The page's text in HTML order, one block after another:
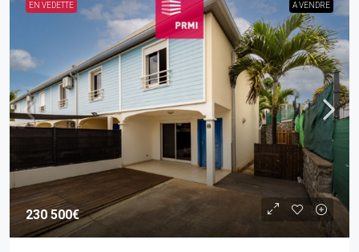
EN VEDETTE A VENDRE
230 500€